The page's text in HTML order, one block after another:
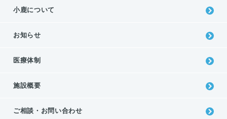
⼩⿅について
お知らせ
医療体制
施設概要
ご相談・お問い合わせ